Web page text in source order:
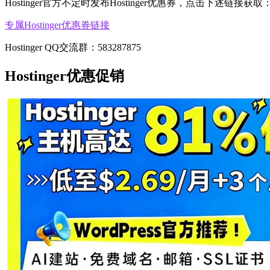
Hostinger官方不定时发布Hostinger优惠券，点击下述链接获取
专属Hostinger优惠券链接
Hostinger QQ交流群：583287875
Hostinger优惠促销